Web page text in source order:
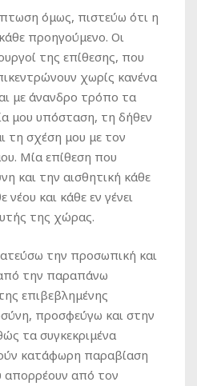
όμως, πιστεύω ότι η
προηγούμενο. Οι
της επίθεσης, που
χωρίς κανένα
με άνανδρο τρόπο τα
μου υπόσταση, τη δήθεν
τη σχέση μου με τον
Μία επίθεση που
και την αισθητική κάθε
νέου και κάθε εν γένει
της χώρας.
την προσωπική και
την παραπάνω
επιβεβλημένης
προσφεύγω και στην
τα συγκεκριμένα
κατάφωρη παραβίαση
από τον